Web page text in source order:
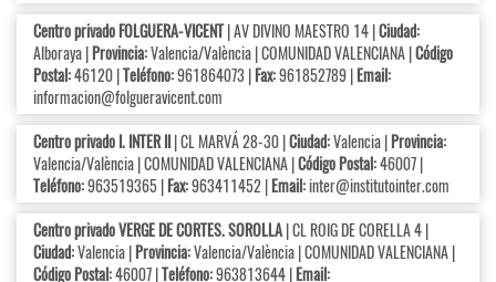
Centro privado FOLGUERA-VICENT| AV DIVINO MAESTRO 14 |Ciudad:
Alboraya |Provincia:Valencia/València | COMUNIDAD VALENCIANA |Código
Postal:46120 |Teléfono:961864073 |Fax:961852789 |Email:
informacion@folgueravicent.com
Centro privado I. INTER II| CL MARVÁ 28-30 |Ciudad:Valencia |Provincia:
Valencia/València | COMUNIDAD VALENCIANA |Código Postal:46007 |
Teléfono:963519365 |Fax:963411452 |Email:inter@institutointer.com
Centro privado VERGE DE CORTES. SOROLLA| CL ROIG DE CORELLA 4 |
Ciudad:Valencia |Provincia:Valencia/València | COMUNIDAD VALENCIANA |
Código Postal:46007 |Teléfono:963813644 |Email: